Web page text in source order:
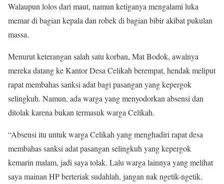
Walaupun lolos dari maut, namun ketiganya mengalami luka
memar di bagian kepala dan robek di bagian bibir akibat pukulan
massa.
Menurut keterangan salah satu korban, Mat Bodok, awalnya
mereka datang ke Kantor Desa Celikah berempat, hendak meliput
rapat membahas sanksi adat bagi pasangan yang kepergok
selingkuh. Namun, ada warga yang menyodorkan absensi dan
ditolak karena bukan termasuk warga Celikah.
“Absensi itu untuk warga Celikah yang menghadiri rapat desa
membahas sanksi adat pasangan selingkuh yang kepergok
kemarin malam, jadi saya tolak. Lalu warga lainnya yang melihat
saya mainan HP berteriak sudahlah, jangan nak ngetik-ngetik.